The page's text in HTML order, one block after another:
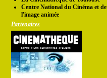
Centre National du Cinéma et de
l'image animée
Partenaires